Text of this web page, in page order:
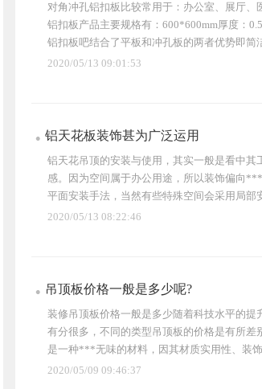
对角冲孔铝扣板比较常用于：办公室、展厅
铝扣板产品主要规格有：600*600mm厚度：
铝扣板吧结合了平板和冲孔板的两者优势即
2020/05/13 09:01:53
铝天花板装饰甚为广泛运用
铝天花吊顶的安装与使用，其实一般是看中
感。因为空间属于办公用途，所以装饰偏向
平面安装手法，当然有些特殊空间会采用局
顶，...
2020/05/13 08:22:46
吊顶板价格一般是多少呢?
装修吊顶板价格一般是多少随着科技水平的
有分很多，不同的类型吊顶板的价格是有所
是一种***无味的材料，因其材质实用性、装
2020/05/09 09:46:37
铝条扣板厂家 条形白色吊
顶铝条扣天花 工程铝条扣
铝方通挂片/四方管吊顶/
水滴挂片水滴挂片 机场、